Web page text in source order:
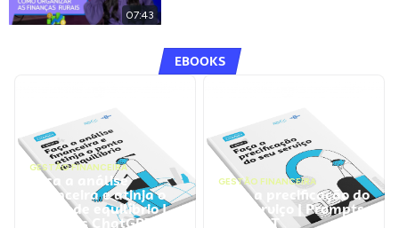
07:43
EBOOKS
GESTÃO FINANCEIRA
Faça a análise
financeira e atinja o
ponto de equilíbrio |
Prompts ChatGPT
GESTÃO FINANCEIRA
Faça a precificação do
seu serviço | Prompts
ChatGPT